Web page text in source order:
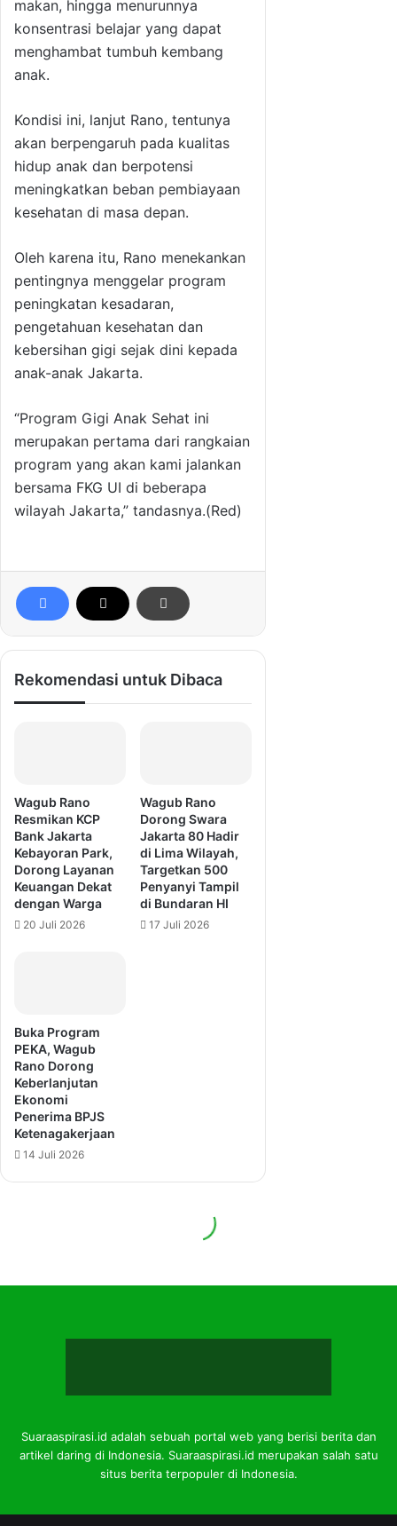
Suaraaspirasi.id adalah sebuah portal web yang berisi berita dan
artikel daring di Indonesia. Suaraaspirasi.id merupakan salah satu
situs berita terpopuler di Indonesia.